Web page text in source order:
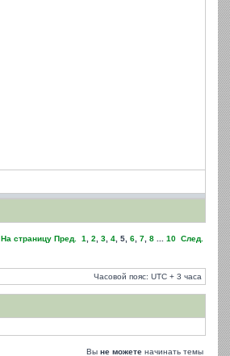
На страницу Пред. 1 2 3 4 5 6 7 8 10 След.
Часовой пояс: UTC + 3 часа
Вы не можете начинать темы